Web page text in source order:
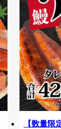
【数量限